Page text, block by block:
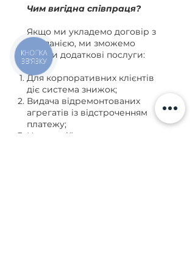
Чим вигідна співпраця?
Якщо ми укладемо договір з
компанією, ми зможемо
надати додаткові послуги:
Для корпоративних клієнтів
діє система знижок;
Видача відремонтованих
агрегатів із відстроченням
платежу;
Наш водій завжди зможе
КНОПКА
ЗВ'ЯЗКУ